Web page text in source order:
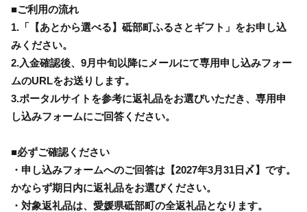
■ご利用の流れ
1.「【あとから選べる】砥部町ふるさとギフト」をお申し込
みください。
2.入金確認後、9月中旬以降にメールにて専用申し込みフォー
ムのURLをお送りします。
3.ポータルサイトを参考に返礼品をお選びいただき、専用申
し込みフォームにご回答ください。
■必ずご確認ください
・申し込みフォームへのご回答は【2027年3月31日〆】です。
かならず期日内に返礼品をお選びください。
・対象返礼品は、愛媛県砥部町の全返礼品となります。